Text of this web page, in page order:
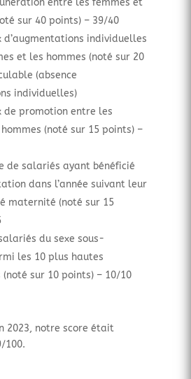
sur 40 points) – 39/40
d’augmentations individuelles
et les hommes (noté sur 20
(absence
individuelles)
de promotion entre les
(noté sur 15 points) –
de salariés ayant bénéficié
dans l’année suivant leur
maternité (noté sur 15
du sexe sous-
les 10 plus hautes
sur 10 points) – 10/10
2023, notre score était
100.